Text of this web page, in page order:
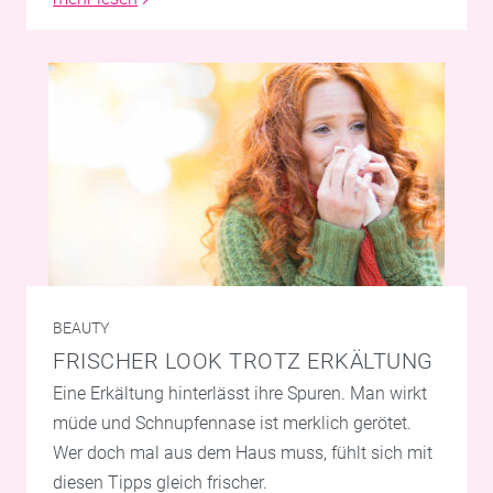
BEAUTY
FRISCHER LOOK TROTZ ERKÄLTUNG
Eine Erkältung hinterlässt ihre Spuren. Man wirkt
müde und Schnupfennase ist merklich gerötet.
Wer doch mal aus dem Haus muss, fühlt sich mit
diesen Tipps gleich frischer.